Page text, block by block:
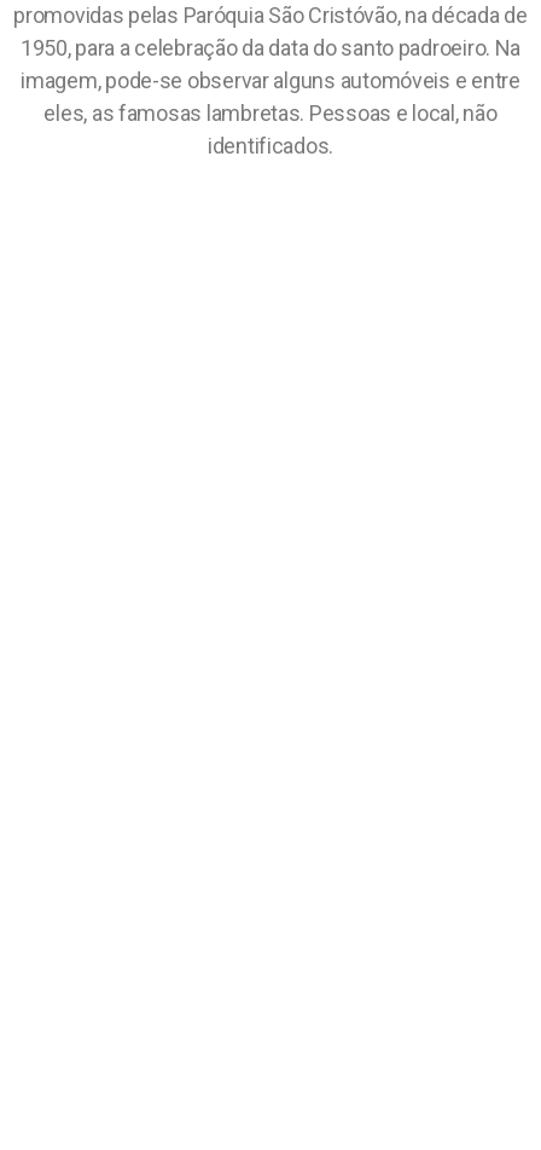
promovidas pelas Paróquia São Cristóvão, na década de
1950, para a celebração da data do santo padroeiro. Na
imagem, pode-se observar alguns automóveis e entre
eles, as famosas lambretas. Pessoas e local, não
identificados.